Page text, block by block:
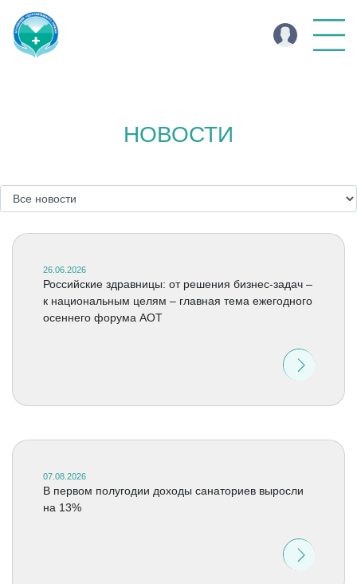
НОВОСТИ
26.06.2026
Российские здравницы: от решения бизнес-задач –
к национальным целям – главная тема ежегодного
осеннего форума АОТ
07.08.2026
В первом полугодии доходы санаториев выросли
на 13%